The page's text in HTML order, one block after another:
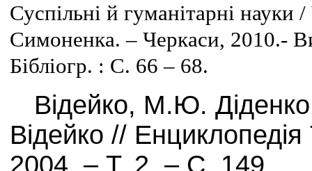
Суспільні й гуманітарні
Симоненка. – Черкаси, 2010.-
Бібліогр. : С. 66 – 68.
Відейко, М.Ю.
Відейко // Енциклопедія
2004. – Т. 2. – С. 149.